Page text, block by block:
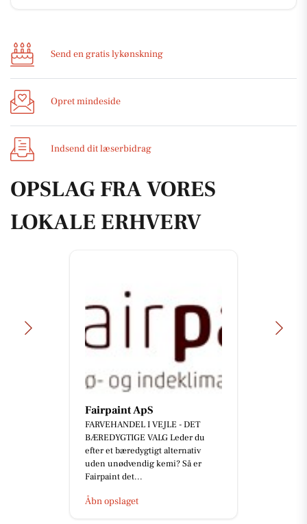
Send en gratis lykønskning
Opret mindeside
Indsend dit læserbidrag
OPSLAG FRA VORES
LOKALE ERHVERV
Fairpaint ApS
FARVEHANDEL I VEJLE - DET
BÆREDYGTIGE VALG Leder du
efter et bæredygtigt alternativ
uden unødvendig kemi? Så er
Fairpaint det...
Åbn opslaget